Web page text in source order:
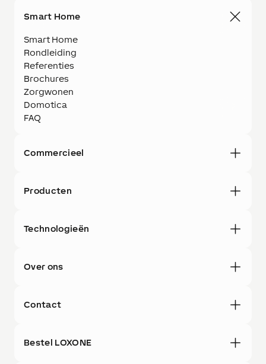
Smart Home
Smart Home
Rondleiding
Referenties
Brochures
Zorgwonen
Domotica
FAQ
Commercieel
Producten
Technologieën
Over ons
Contact
Bestel LOXONE